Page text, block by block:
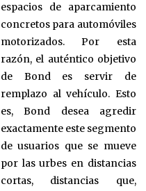
espacios de aparcamiento
concretos para automóviles
motorizados. Por esta
razón, el auténtico objetivo
de Bond es servir de
remplazo al vehículo. Esto
es, Bond desea agredir
exactamente este segmento
de usuarios que se mueve
por las urbes en distancias
cortas, distancias que,